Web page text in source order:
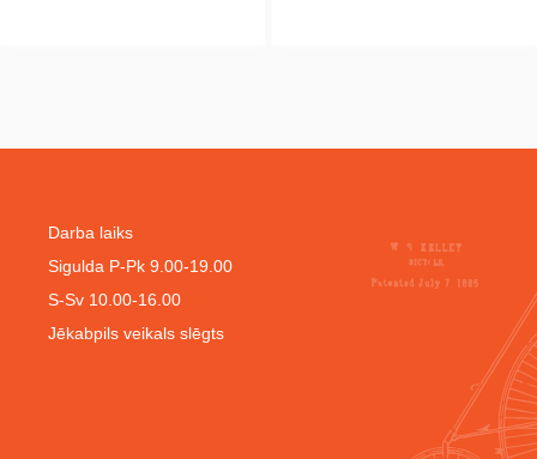
Darba laiks
Sigulda P-Pk 9.00-19.00
S-Sv 10.00-16.00
Jēkabpils veikals slēgts